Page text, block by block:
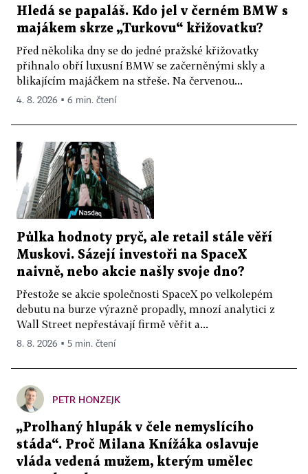
Hledá se papaláš. Kdo jel v černém BMW s
majákem skrze „Turkovu“ křižovatku?
Před několika dny se do jedné pražské křižovatky
přihnalo obří luxusní BMW se začerněnými skly a
blikajícím majáčkem na střeše. Na červenou...
4. 8. 2026 ▪ 6 min. čtení
Půlka hodnoty pryč, ale retail stále věří
Muskovi. Sázejí investoři na SpaceX
naivně, nebo akcie našly svoje dno?
Přestože se akcie společnosti SpaceX po velkolepém
debutu na burze výrazně propadly, mnozí analytici z
Wall Street nepřestávají firmě věřit a...
8. 8. 2026 ▪ 5 min. čtení
PETR HONZEJK
„Prolhaný hlupák v čele nemyslícího
stáda“. Proč Milana Knížáka oslavuje
vláda vedená mužem, kterým umělec